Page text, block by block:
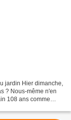
? Nous-même n'en
108 ans comme